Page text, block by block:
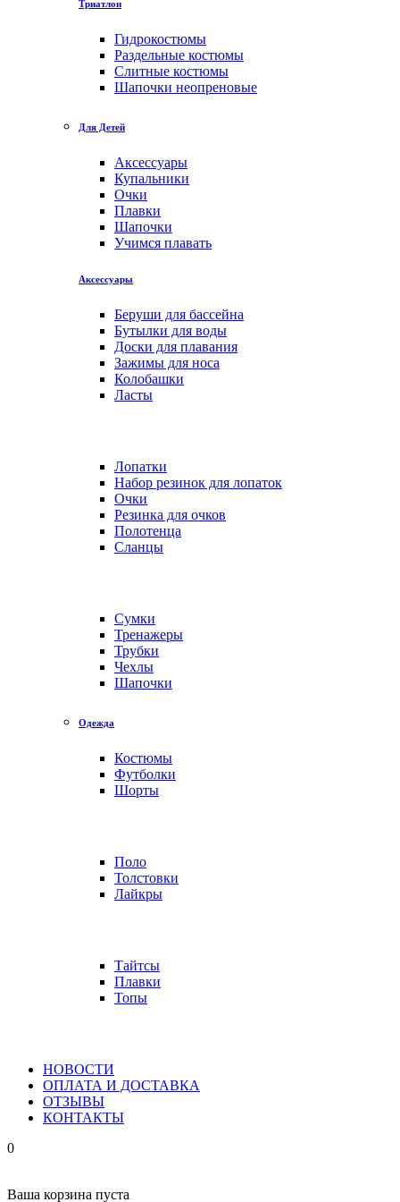
Триатлон
Гидрокостюмы
Раздельные костюмы
Слитные костюмы
Шапочки неопреновые
Для Детей
Аксессуары
Купальники
Очки
Плавки
Шапочки
Учимся плавать
Аксессуары
Беруши для бассейна
Бутылки для воды
Доски для плавания
Зажимы для носа
Колобашки
Ласты
Лопатки
Набор резинок для лопаток
Очки
Резинка для очков
Полотенца
Сланцы
Сумки
Тренажеры
Трубки
Чехлы
Шапочки
Одежда
Костюмы
Футболки
Шорты
Поло
Толстовки
Лайкры
Тайтсы
Плавки
Топы
НОВОСТИ
ОПЛАТА И ДОСТАВКА
ОТЗЫВЫ
КОНТАКТЫ
0
Ваша корзина пуста